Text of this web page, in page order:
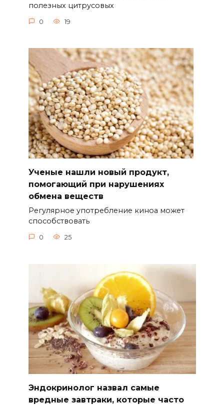
полезных цитрусовых
0 19
Ученые нашли новый продукт,
помогающий при нарушениях
обмена веществ
Регулярное употребление киноа может
способствовать
0 25
Эндокринолог назвал самые
вредные завтраки, которые часто